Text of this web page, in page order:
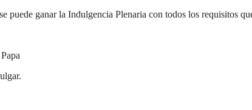
puede ganar la Indulgencia Plenaria con todos los requisitos